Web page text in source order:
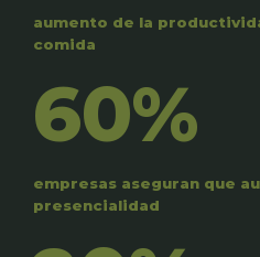
aumento de la
comida
60%
empresas aseguran que
presencialidad